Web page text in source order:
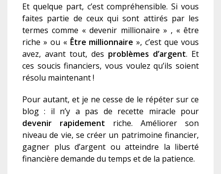
Et quelque part, c’est compréhensible. Si vous
faites partie de ceux qui sont attirés par les
termes comme « devenir millionaire » , « être
riche » ou « Être millionnaire »,c’est que vous
avez, avant tout, des problèmes d’argent. Et
ces soucis financiers, vous voulez qu’ils soient
résolu maintenant !
Pour autant, et je ne cesse de le répéter sur ce
blog : il n’y a pas de recette miracle pour
devenir rapidement riche. Améliorer son
niveau de vie, se créer un patrimoine financier,
gagner plus d’argent ou atteindre la liberté
financière demande du temps et de la patience.